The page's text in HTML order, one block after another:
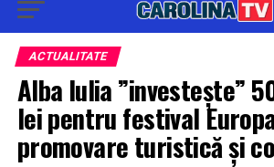
ACTUALITATE
Alba Iulia ”investește”
lei pentru festival
promovare turistică și